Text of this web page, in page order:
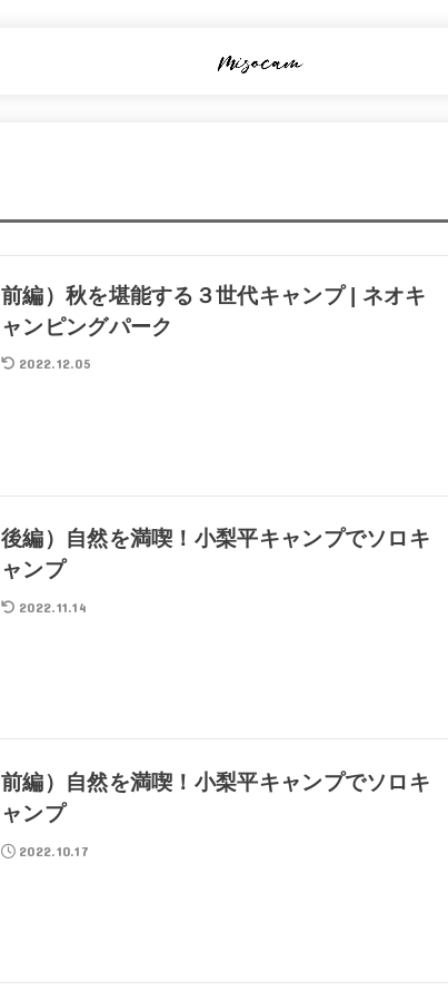
前編）秋を堪能する３世代キャンプ | ネオキ
ャンピングパーク
2022.12.05
後編）自然を満喫！小梨平キャンプでソロキ
ャンプ
2022.11.14
前編）自然を満喫！小梨平キャンプでソロキ
ャンプ
2022.10.17